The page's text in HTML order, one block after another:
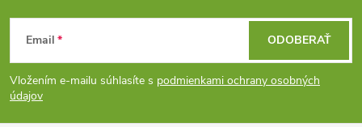
Z
á
p
Email
Vložením e-mailu súhlasíte s podmienkami ochrany osobných
údajov
ODOBERAŤ